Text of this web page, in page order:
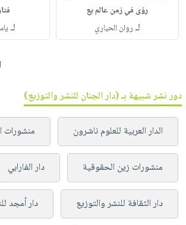
رؤى في زمن عالم يع
لـ روان الحياري لـ
دور نشر شبيهة بـ (دار الجنان للنشر والتوزيع)
الدار العربية للعلوم ناشرون منشورات
منشورات زين الحقوقية دار الفارابي
دار الثقافة للنشر والتوزيع دار أمجد